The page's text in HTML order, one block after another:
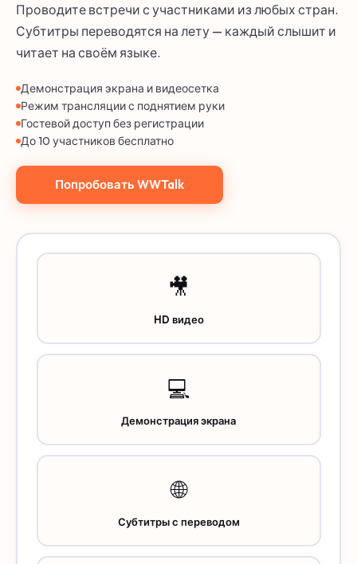
Проводите встречи с участниками из любых стран.
Субтитры переводятся на лету — каждый слышит и
читает на своём языке.
Демонстрация экрана и видеосетка
Режим трансляции с поднятием руки
Гостевой доступ без регистрации
До 10 участников бесплатно
Попробовать WWTalk
🎥
HD видео
💻
Демонстрация экрана
🌐
Субтитры с переводом